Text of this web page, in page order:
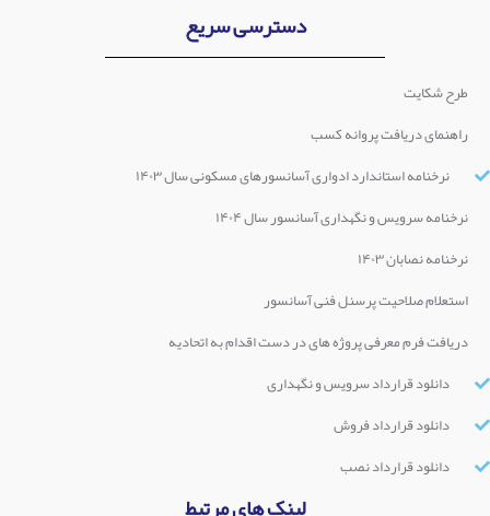
دسترسی سریع
طرح شکایت
راهنمای دریافت پروانه کسب
نرخنامه استاندارد ادواری آسانسورهای مسکونی سال ۱۴۰۳
نرخنامه سرویس و نگهداری آسانسور سال ۱۴۰۴
نرخنامه نصابان ۱۴۰۳
استعلام صلاحیت پرسنل فنی آسانسور
دریافت فرم معرفی پروژه های در دست اقدام به اتحادیه
دانلود قرارداد سرویس و نگهداری
دانلود قرارداد فروش
دانلود قرارداد نصب